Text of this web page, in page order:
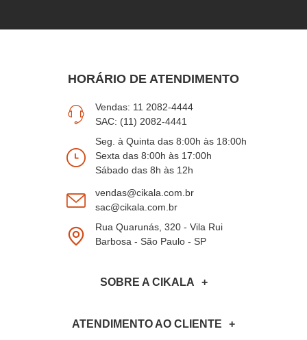
HORÁRIO DE ATENDIMENTO
Vendas: 11 2082-4444
SAC: (11) 2082-4441
Seg. à Quinta das 8:00h às 18:00h
Sexta das 8:00h às 17:00h
Sábado das 8h às 12h
vendas@cikala.com.br
sac@cikala.com.br
Rua Quarunás, 320 - Vila Rui
Barbosa - São Paulo - SP
SOBRE A CIKALA
ATENDIMENTO AO CLIENTE